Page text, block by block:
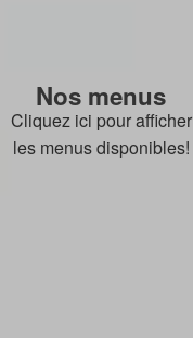
Nos menus
Cliquez ici pour afficher
les menus disponibles!